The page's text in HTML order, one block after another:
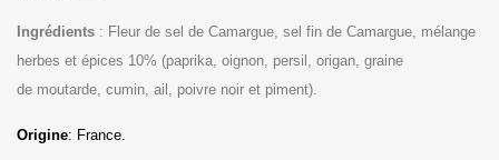
Ingrédients : Fleur de sel de Camargue, sel fin de Camargue, mélange
herbes et épices 10% (paprika, oignon, persil, origan, graine
de moutarde, cumin, ail, poivre noir et piment).
Origine: France.